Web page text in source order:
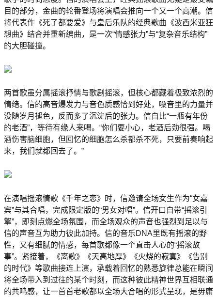
目的部分，金曲的轮番登场将演唱会推向一个又一个高潮。信
将代表作《死了都要爱》与皇后乐队的经典歌曲《波西米亚狂
想曲》结合并重新编曲，是一次“情感张力”与“复杂音乐结构”
的大胆碰撞。
两首歌虽分属摇滚抒情与歌剧摇滚，但核心都藏着极致浓烈的
情绪。信的高音爆发力与音色质感恰到好处，嗓音里的力量并
没随岁月褪色，反而多了沉淀后的张力。信自比“一瓶有年份
的老酒”，等待有缘人来喝。“你们要小心，老酒后劲很强。喝
酒伤害脑细胞，但回忆的细胞怎么杀都杀不死，只要前奏响起
来，我们就都回去了。”
在演唱摇滚情歌《千年之恋》时，信邀请全场女生作为“女嘉
宾”与其合唱，完成限定版的“男女对唱”。信开口自带“摇滚引
擎”，即刻点燃全场氛围，而全场观众的声音也强烈到足以与
信的声音互为助力彼此加持。信的音乐DNA里既有摇滚的野
性，又有细腻的情感，每首歌都像一个直击人心的“摇滚故
事”。紧接着，《离歌》《天高地厚》《火烧的寂寞》《告别
的时代》等歌曲接连上演，承载着回忆的熟悉旋律总能在瞬间
将全场带入到过往的某个时刻，而这种彼此精神世界互相联通
的共鸣感，让一首首老歌都以全场大合唱的形式呈现，是毋庸